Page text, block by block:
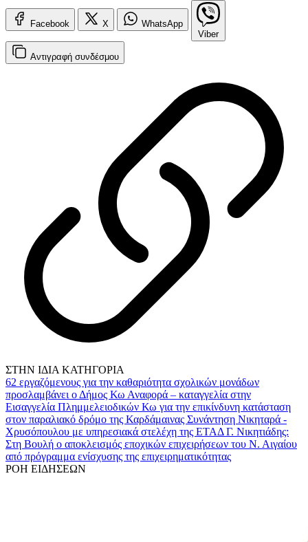
Facebook X
WhatsApp
Viber
Αντιγραφή συνδέσμου
ΣΤΗΝ ΙΔΙΑ ΚΑΤΗΓΟΡΙΑ
62 εργαζόμενους για την καθαριότητα σχολικών μονάδων
προσλαμβάνει ο Δήμος Κω Αναφορά – καταγγελία στην
Εισαγγελία Πλημμελειοδικών Κω για την επικίνδυνη κατάσταση
στον παραλιακό δρόμο της Καρδάμαινας Συνάντηση Νικηταρά -
Χρυσόπουλου με υπηρεσιακά στελέχη της ΕΤΑΔΓ. Νικητιάδης:
Στη Βουλή ο αποκλεισμός εποχικών επιχειρήσεων του Ν. Αιγαίου
από πρόγραμμα ενίσχυσης της επιχειρηματικότητας
ΡΟΗ ΕΙΔΗΣΕΩΝ